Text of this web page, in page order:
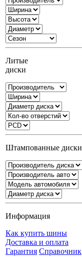
Литые
диски
Штампованные диски
Информация
Как купить шины
Доставка и оплата
Гарантия Справочник